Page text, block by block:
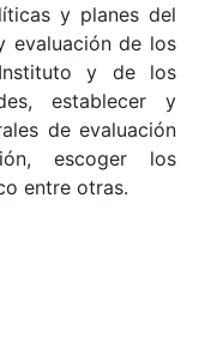
y planes del
evaluación de los
Instituto y de los
establecer y
de evaluación
escoger los
entre otras.